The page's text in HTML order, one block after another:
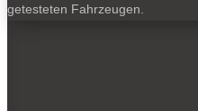
getesteten Fahrzeugen.